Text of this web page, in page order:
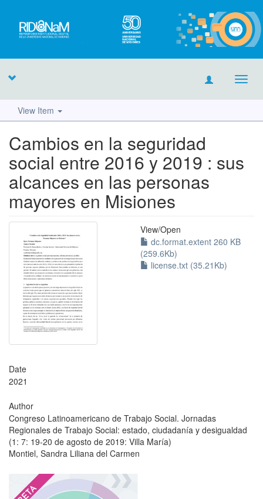
View Item
Cambios en la seguridad
social entre 2016 y 2019 : sus
alcances en las personas
mayores en Misiones
View/Open
dc.format.extent 260 KB
(259.6Kb)
license.txt (35.21Kb)
Date
2021
Author
Congreso Latinoamericano de Trabajo Social. Jornadas
Regionales de Trabajo Social: estado, ciudadanía y desigualdad
(1: 7: 19-20 de agosto de 2019: Villa María)
Montiel, Sandra Liliana del Carmen
?